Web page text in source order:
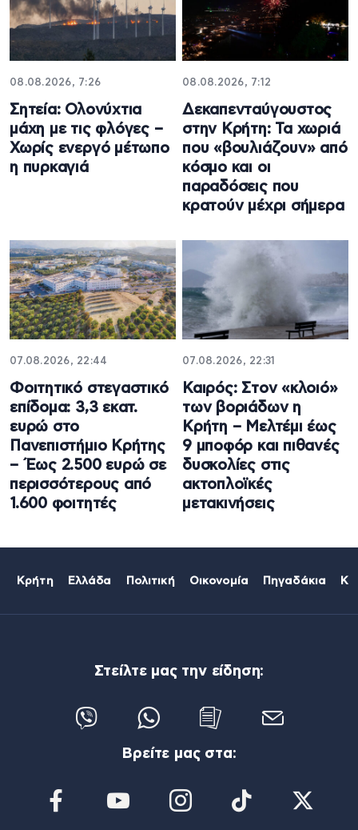
08.08.2026, 7:26
Σητεία: Ολονύχτια
μάχη με τις φλόγες –
Χωρίς ενεργό μέτωπο
η πυρκαγιά
08.08.2026, 7:12
Δεκαπενταύγουστος
στην Κρήτη: Τα χωριά
που «βουλιάζουν» από
κόσμο και οι
παραδόσεις που
κρατούν μέχρι σήμερα
07.08.2026, 22:44
Φοιτητικό στεγαστικό
επίδομα: 3,3 εκατ.
ευρώ στο
Πανεπιστήμιο Κρήτης
– Έως 2.500 ευρώ σε
περισσότερους από
1.600 φοιτητές
07.08.2026, 22:31
Καιρός: Στον «κλοιό»
των βοριάδων η
Κρήτη – Μελτέμι έως
9 μποφόρ και πιθανές
δυσκολίες στις
ακτοπλοϊκές
μετακινήσεις
Κρήτη Ελλάδα Πολιτική Οικονομία Πηγαδάκια
Στείλτε μας την είδηση:
Βρείτε μας στα: